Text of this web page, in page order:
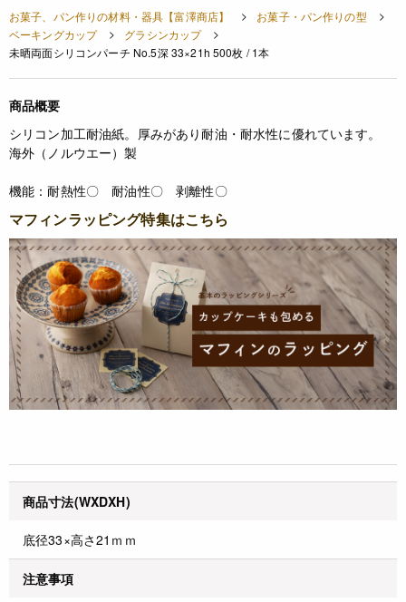
お菓子、パン作りの材料・器具【富澤商店】
お菓子・パン作りの型
ベーキングカップ
グラシンカップ
未晒両面シリコンパーチ No.5深 33×21h 500枚 / 1本
商品概要
シリコン加工耐油紙。厚みがあり耐油・耐水性に優れています。
海外（ノルウエー）製
機能：耐熱性〇 耐油性〇 剥離性〇
マフィンラッピング特集はこちら
商品寸法(WXDXH)
底径33×高さ21ｍｍ
注意事項